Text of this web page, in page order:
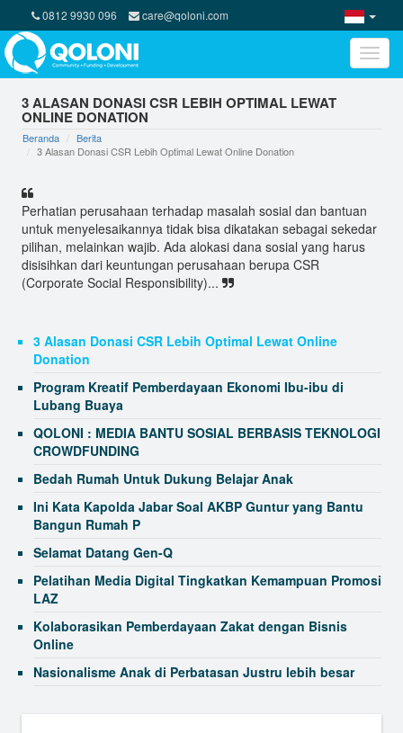
0812 9930 096 care@qoloni.com
Toggle
3 ALASAN DONASI CSR LEBIH OPTIMAL LEWAT
ONLINE DONATION
Beranda
Berita
3 Alasan Donasi CSR Lebih Optimal Lewat Online Donation
Perhatian perusahaan terhadap masalah sosial dan bantuan
untuk menyelesaikannya tidak bisa dikatakan sebagai sekedar
pilihan, melainkan wajib. Ada alokasi dana sosial yang harus
disisihkan dari keuntungan perusahaan berupa CSR
(Corporate Social Responsibility)...
PD Sarana Jaya Libatkan Qoloni Indonesia Bantu
Rumah Yatim
Kepercayaan BP ZIS Indosat yang memercayakan
3 Alasan Donasi CSR Lebih Optimal Lewat Online
Donation
Program Kreatif Pemberdayaan Ekonomi Ibu-ibu di
Lubang Buaya
QOLONI : MEDIA BANTU SOSIAL BERBASIS TEKNOLOGI
CROWDFUNDING
Bedah Rumah Untuk Dukung Belajar Anak
Ini Kata Kapolda Jabar Soal AKBP Guntur yang Bantu
Bangun Rumah P
Selamat Datang Gen-Q
Pelatihan Media Digital Tingkatkan Kemampuan Promosi
LAZ
Kolaborasikan Pemberdayaan Zakat dengan Bisnis
Online
Nasionalisme Anak di Perbatasan Justru lebih besar